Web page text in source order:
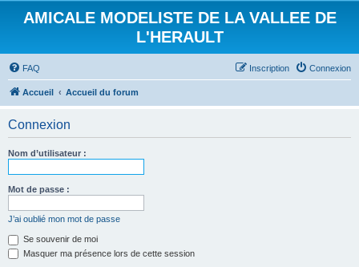
AMICALE MODELISTE DE LA VALLEE DE
L'HERAULT
FAQ Connexion
Inscription
Accueil Accueil du forum
Connexion
Nom d’utilisateur :
Mot de passe :
J’ai oublié mon mot de passe
Se souvenir de moi
Masquer ma présence lors de cette session